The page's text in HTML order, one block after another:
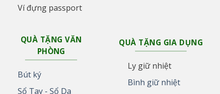
Ví đựng passport
QUÀ TẶNG VĂN
PHÒNG
Bút ký
Sổ Tay - Sổ Da
QUÀ TẶNG GIA DỤNG
Ly giữ nhiệt
Bình giữ nhiệt